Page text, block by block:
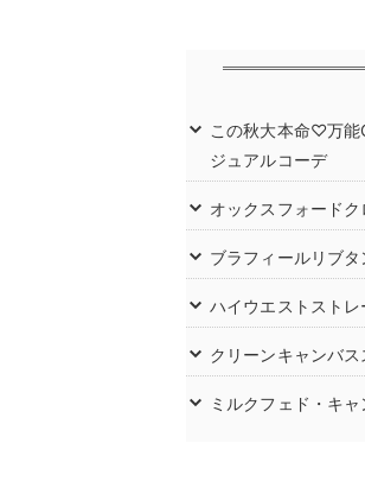
この秋大本命♡万能
ジュアルコーデ
オックスフォード
ブラフィールリブ
ハイウエストスト
クリーンキャンバ
ミルクフェド・キ